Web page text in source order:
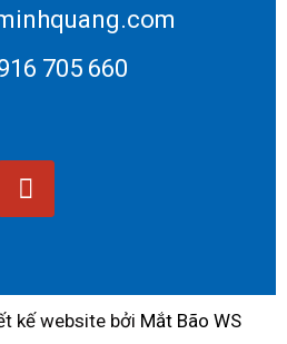
705 660
kế website bởi Mắt Bão WS